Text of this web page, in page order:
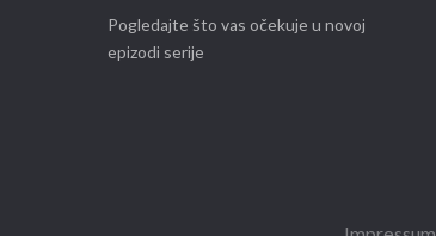
Pogledajte što vas očekuje u novoj
epizodi serije